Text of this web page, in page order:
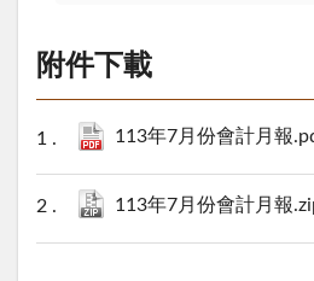
附件下載
113年7月份會計月報
113年7月份會計月報